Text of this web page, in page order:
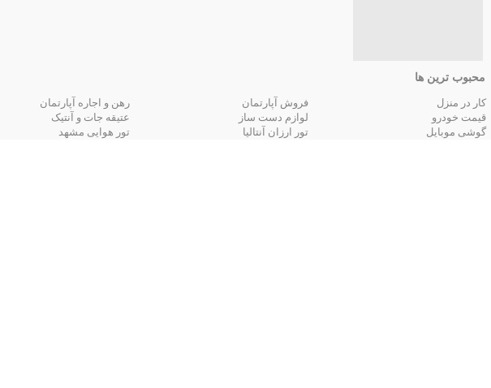
محبوب ترین ها
کار در منزل فروش آپارتمان
رهن و اجاره آپارتمان
قیمت خودرو
لوازم دست ساز
عتیقه جات و آنتیک
گوشی موبایل
تور ارزان آنتالیا
تور هوایی مشهد